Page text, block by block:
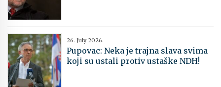
26. July 2026.
Pupovac: Neka je trajna slava svima
koji su ustali protiv ustaške NDH!